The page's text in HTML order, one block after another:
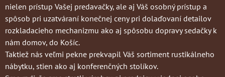
nielen prístup Vašej predavačky, ale aj Váš osobný prístup a
spôsob pri uzatváraní konečnej ceny pri dolaďovaní detailov
rozkladacieho mechanizmu ako aj spôsobu dopravy sedačky k
nám domov, do Košíc.
Taktiež nás veľmi pekne prekvapil Váš sortiment rustikálneho
nábytku, stien ako aj konferenčných stolíkov.